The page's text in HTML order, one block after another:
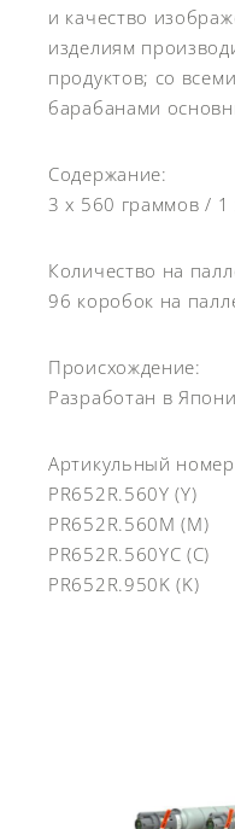
и качество
изделиям
продуктов; со
барабанами
Содержание:
3 x 560 граммов /
Количество на
96 коробок на
Происхождение:
Разработан в
Артикульный
PR652R.560Y (Y)
PR652R.560M (M)
PR652R.560YC (C)
PR652R.950K (K)